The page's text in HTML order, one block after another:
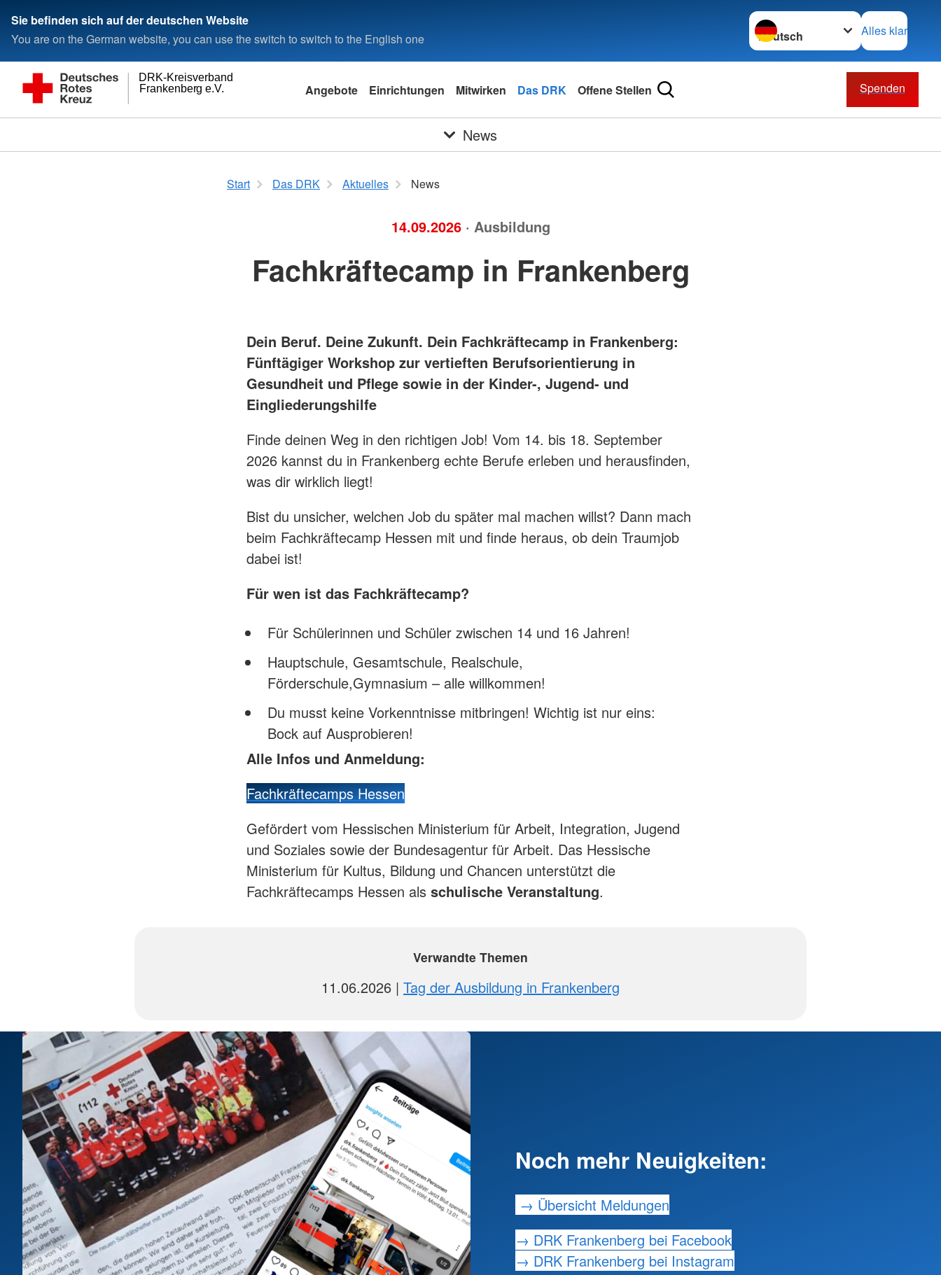
Sie befinden sich auf der deutschen Website
You are on the German website, you can use the switch to switch to the English one
Sprache wechseln zu
Alles klar
Frankenberg e.V.
DRK-Kreisverband
Angebote Einrichtungen Mitwirken Das DRK Offene Stellen Spenden
News
Start Das DRK Aktuelles News
14.09.2026 · Ausbildung
Fachkräftecamp in Frankenberg
Dein Beruf. Deine Zukunft. Dein Fachkräftecamp in Frankenberg:
Fünftägiger Workshop zur vertieften Berufsorientierung in
Gesundheit und Pflege sowie in der Kinder-, Jugend- und
Eingliederungshilfe
Finde deinen Weg in den richtigen Job! Vom 14. bis 18. September
2026 kannst du in Frankenberg echte Berufe erleben und herausfinden,
was dir wirklich liegt!
Bist du unsicher, welchen Job du später mal machen willst? Dann mach
beim Fachkräftecamp Hessen mit und finde heraus, ob dein Traumjob
dabei ist!
Für wen ist das Fachkräftecamp?
Für Schülerinnen und Schüler zwischen 14 und 16 Jahren!
Hauptschule, Gesamtschule, Realschule,
Förderschule,Gymnasium – alle willkommen!
Du musst keine Vorkenntnisse mitbringen! Wichtig ist nur eins:
Bock auf Ausprobieren!
Alle Infos und Anmeldung:
Fachkräftecamps Hessen
Gefördert vom Hessischen Ministerium für Arbeit, Integration, Jugend
und Soziales sowie der Bundesagentur für Arbeit. Das Hessische
Ministerium für Kultus, Bildung und Chancen unterstützt die
Fachkräftecamps Hessen als schulische Veranstaltung.
Verwandte Themen
11.06.2026 Tag der Ausbildung in Frankenberg
Noch mehr Neuigkeiten:
→ Übersicht Meldungen
→ DRK Frankenberg bei Facebook
→ DRK Frankenberg bei Instagram